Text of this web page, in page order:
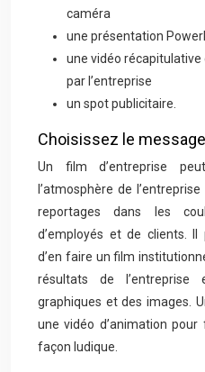
caméra
une présentation
une vidéo récapitulative
par l’entreprise
un spot publicitaire.
Choisissez le
Un film d’entreprise
l’atmosphère de
reportages dans les
d’employés et de clients.
d’en faire un film
résultats de
graphiques et des images.
une vidéo d’animation
façon ludique.